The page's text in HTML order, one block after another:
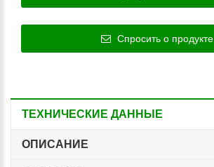
Спросить о продукте
ТЕХНИЧЕСКИЕ ДАННЫЕ
ОПИСАНИЕ